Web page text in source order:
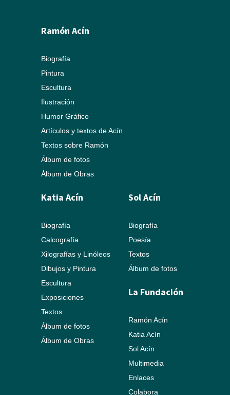
Ramón Acín
Biografía
Pintura
Escultura
Ilustración
Humor Gráfico
Artículos y textos de Acín
Textos sobre Ramón
Álbum de fotos
Álbum de Obras
Katia Acín
Biografía
Calcografía
Xilografías y Linóleos
Dibujos y Pintura
Escultura
Exposiciones
Textos
Álbum de fotos
Álbum de Obras
Sol Acín
Biografía
Poesía
Textos
Álbum de fotos
La Fundación
Ramón Acín
Katia Acín
Sol Acín
Multimedia
Enlaces
Colabora